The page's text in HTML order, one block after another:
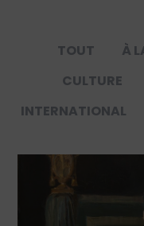
TOUT À
CULTURE
INTERNATIONAL